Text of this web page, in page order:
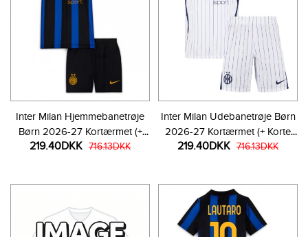
Inter Milan Hjemmebanetrøje
Børn 2026-27 Kortærmet (+
Korte bukser)
219.40DKK 716.13DKK
Inter Milan Udebanetrøje Børn
2026-27 Kortærmet (+ Korte
bukser)
219.40DKK 716.13DKK